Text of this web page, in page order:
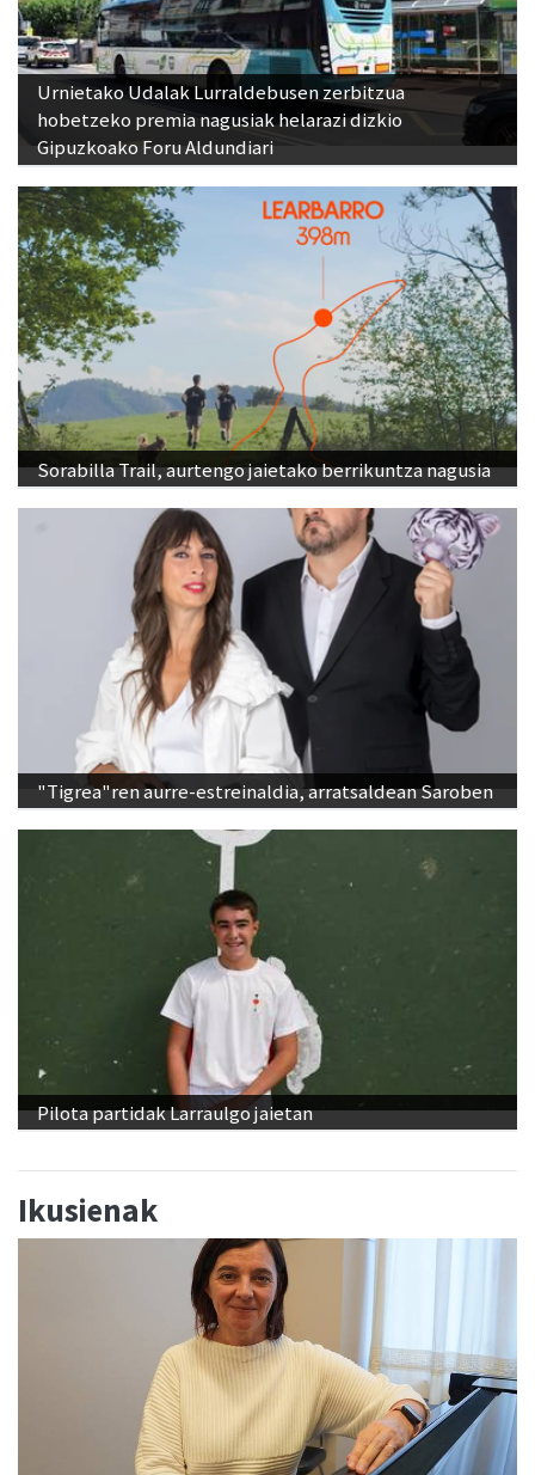
Urnietako Udalak Lurraldebusen zerbitzua
hobetzeko premia nagusiak helarazi dizkio
Gipuzkoako Foru Aldundiari
Sorabilla Trail, aurtengo jaietako berrikuntza nagusia
"Tigrea"ren aurre-estreinaldia, arratsaldean Saroben
Pilota partidak Larraulgo jaietan
Ikusienak